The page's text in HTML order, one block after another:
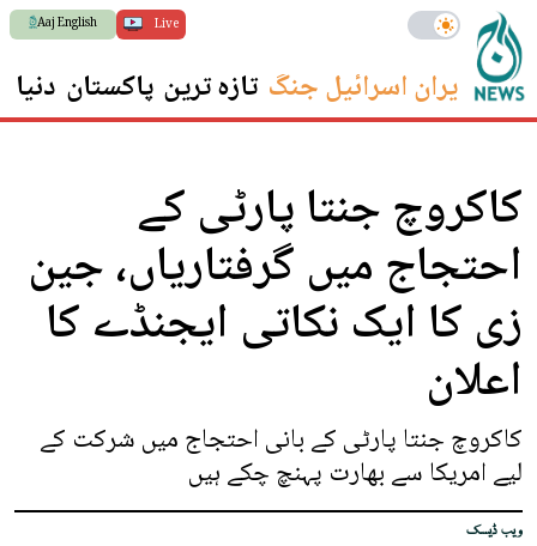
Live
Aaj English
ایران اسرائیل جنگ تازہ ترین پاکستان دنیا
کاکروچ جنتا پارٹی کے
احتجاج میں گرفتاریاں، جین
زی کا ایک نکاتی ایجنڈے کا
اعلان
کاکروچ جنتا پارٹی کے بانی احتجاج میں شرکت کے
لیے امریکا سے بھارت پہنچ چکے ہیں
ویب ڈیسک